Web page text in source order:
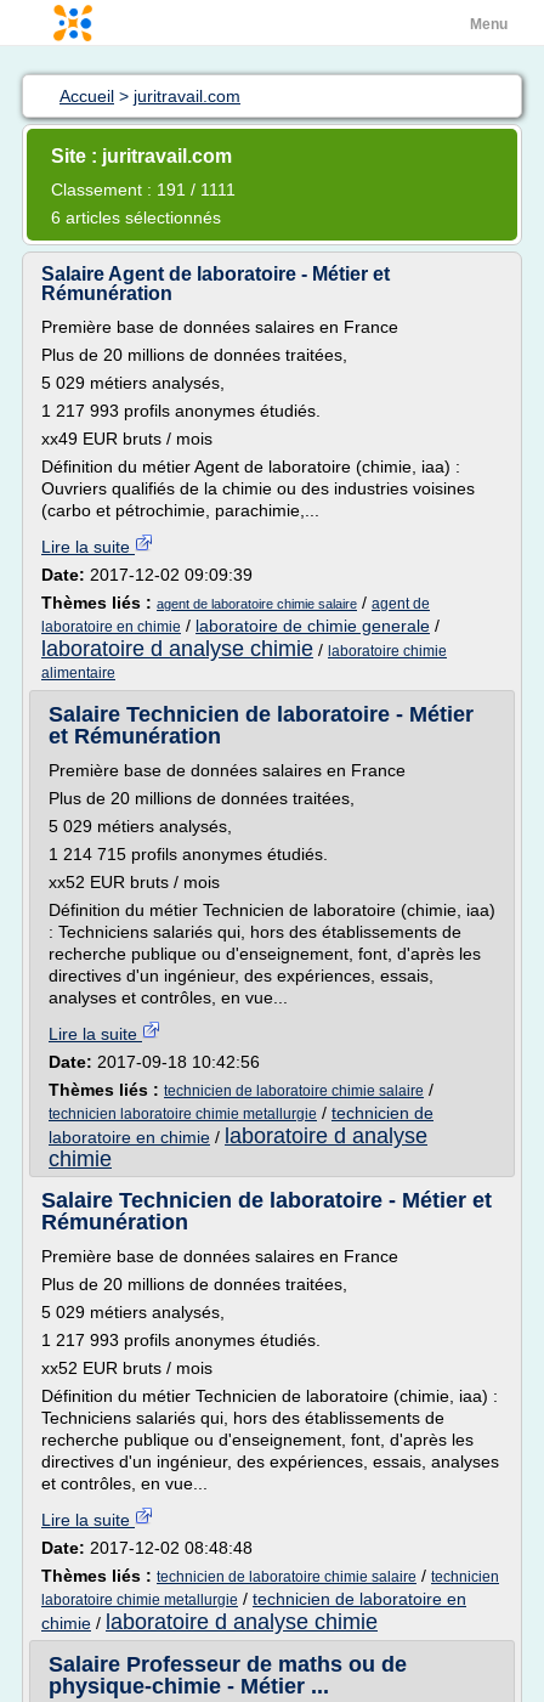
Menu
Accueil > juritravail.com
Site : juritravail.com
Classement : 191 / 1111
6 articles sélectionnés
Salaire Agent de laboratoire - Métier et
Rémunération
Première base de données salaires en France
Plus de 20 millions de données traitées,
5 029 métiers analysés,
1 217 993 profils anonymes étudiés.
xx49 EUR bruts / mois
Définition du métier Agent de laboratoire (chimie, iaa) :
Ouvriers qualifiés de la chimie ou des industries voisines
(carbo et pétrochimie, parachimie,...
Lire la suite
Date: 2017-12-02 09:09:39
Thèmes liés : agent de laboratoire chimie salaire / agent de
laboratoire en chimie / laboratoire de chimie generale /
laboratoire d analyse chimie / laboratoire chimie
alimentaire
Salaire Technicien de laboratoire - Métier
et Rémunération
Première base de données salaires en France
Plus de 20 millions de données traitées,
5 029 métiers analysés,
1 214 715 profils anonymes étudiés.
xx52 EUR bruts / mois
Définition du métier Technicien de laboratoire (chimie, iaa)
: Techniciens salariés qui, hors des établissements de
recherche publique ou d'enseignement, font, d'après les
directives d'un ingénieur, des expériences, essais,
analyses et contrôles, en vue...
Lire la suite
Date: 2017-09-18 10:42:56
Thèmes liés : technicien de laboratoire chimie salaire /
technicien laboratoire chimie metallurgie / technicien de
laboratoire en chimie / laboratoire d analyse
chimie
Salaire Technicien de laboratoire - Métier et
Rémunération
Première base de données salaires en France
Plus de 20 millions de données traitées,
5 029 métiers analysés,
1 217 993 profils anonymes étudiés.
xx52 EUR bruts / mois
Définition du métier Technicien de laboratoire (chimie, iaa) :
Techniciens salariés qui, hors des établissements de
recherche publique ou d'enseignement, font, d'après les
directives d'un ingénieur, des expériences, essais, analyses
et contrôles, en vue...
Lire la suite
Date: 2017-12-02 08:48:48
Thèmes liés : technicien de laboratoire chimie salaire / technicien
laboratoire chimie metallurgie / technicien de laboratoire en
chimie / laboratoire d analyse chimie
Salaire Professeur de maths ou de
physique-chimie - Métier ...